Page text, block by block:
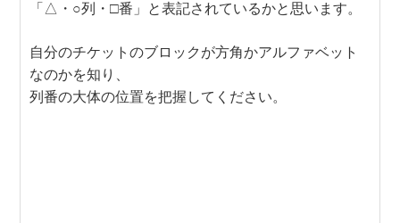
「△・○列・□番」と表記されているかと思います。
自分のチケットのブロックが方角かアルファベット
なのかを知り、
列番の大体の位置を把握してください。